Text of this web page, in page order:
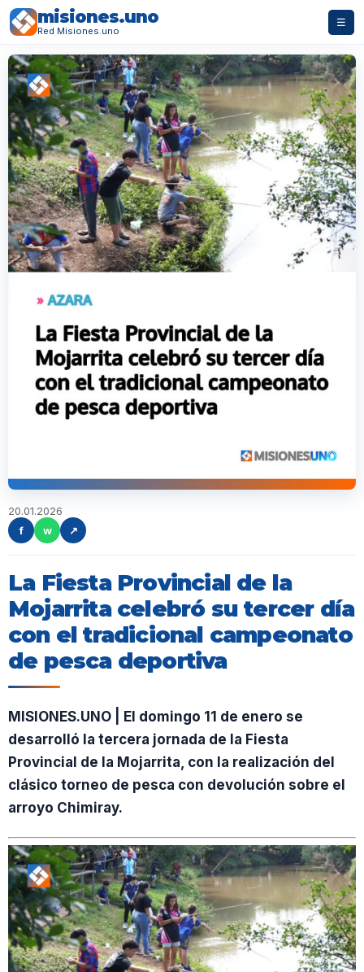
misiones.uno
Red Misiones.uno
☰
20.01.2026
f
w ↗
La Fiesta Provincial de la
Mojarrita celebró su tercer día
con el tradicional campeonato
de pesca deportiva
MISIONES.UNO | El domingo 11 de enero se
desarrolló la tercera jornada de la Fiesta
Provincial de la Mojarrita, con la realización del
clásico torneo de pesca con devolución sobre el
arroyo Chimiray.